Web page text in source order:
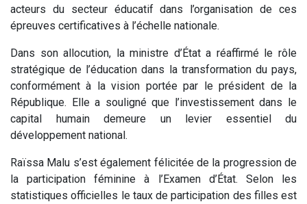
acteurs du secteur éducatif dans l’organisation de ces
épreuves certificatives à l’échelle nationale.
Dans son allocution, la ministre d’État a réaffirmé le rôle
stratégique de l’éducation dans la transformation du pays,
conformément à la vision portée par le président de la
République. Elle a souligné que l’investissement dans le
capital humain demeure un levier essentiel du
développement national.
Raïssa Malu s’est également félicitée de la progression de
la participation féminine à l’Examen d’État. Selon les
statistiques officielles le taux de participation des filles est